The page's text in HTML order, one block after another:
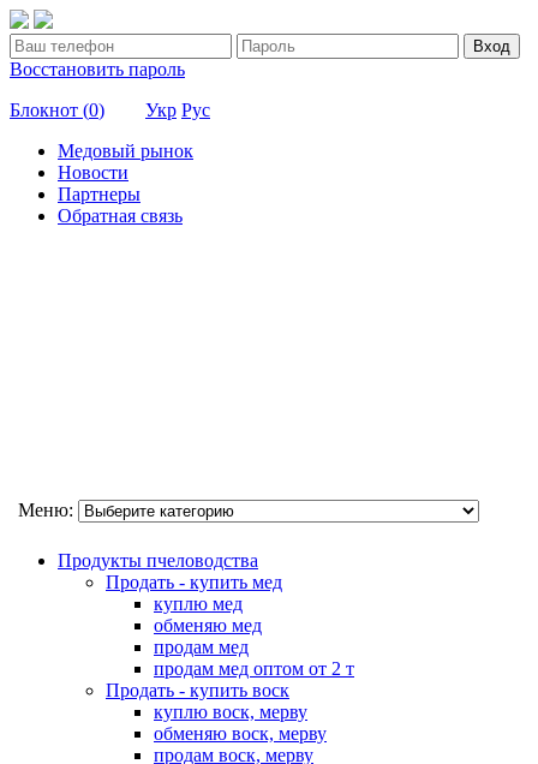
Вход
Восстановить пароль
Блокнот (0) Укр Рус
Медовый рынок
Новости
Партнеры
Обратная связь
Меню:
Продукты пчеловодства
Продать - купить мед
куплю мед
обменяю мед
продам мед
продам мед оптом от 2 т
Продать - купить воск
куплю воск, мерву
обменяю воск, мерву
продам воск, мерву